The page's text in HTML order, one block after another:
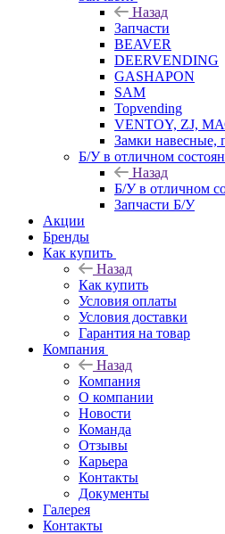
Назад
Запчасти
BEAVER
DEERVENDING
GASHAPON
SAM
Topvending
VENTOY, ZJ,
Замки навесные,
Б/У в отличном
Назад
Б/У в отличном
Запчасти Б/У
Акции
Бренды
Как купить
Назад
Как купить
Условия оплаты
Условия доставки
Гарантия на товар
Компания
Назад
Компания
О компании
Новости
Команда
Отзывы
Карьера
Контакты
Документы
Галерея
Контакты